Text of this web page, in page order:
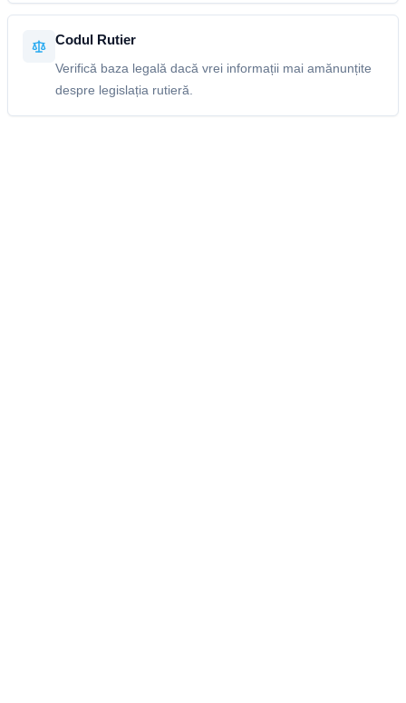
Codul Rutier
Verifică baza legală dacă vrei informații mai amănunțite
despre legislația rutieră.